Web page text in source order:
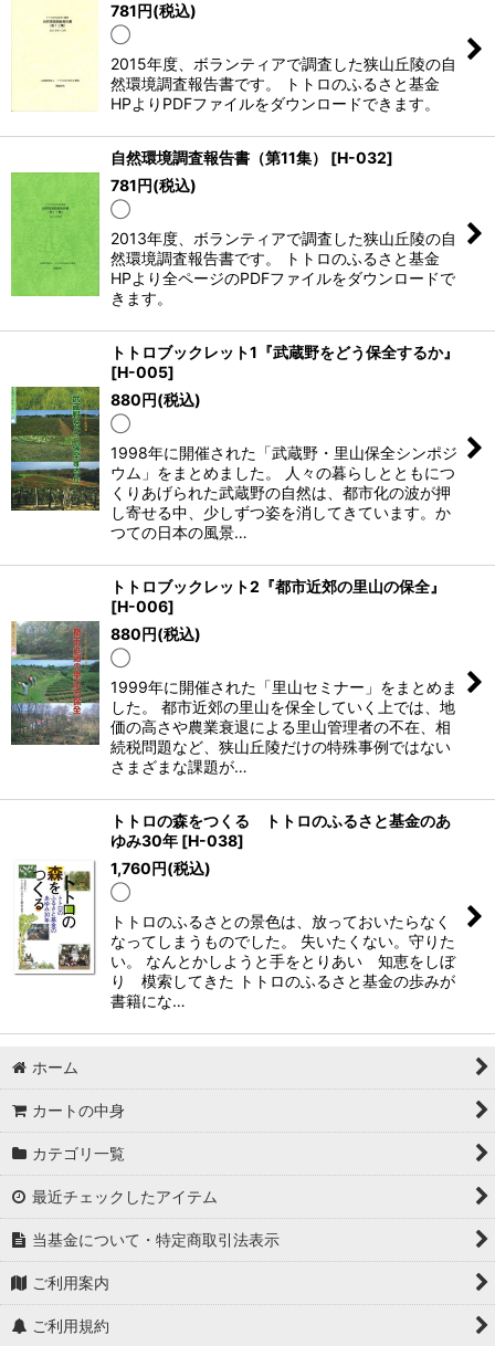
781円(税込)
◯
2015年度、ボランティアで調査した狭山丘陵の自
然環境調査報告書です。 トトロのふるさと基金
HPよりPDFファイルをダウンロードできます。
自然環境調査報告書（第11集） [H-032]
781円(税込)
◯
2013年度、ボランティアで調査した狭山丘陵の自
然環境調査報告書です。 トトロのふるさと基金
HPより全ページのPDFファイルをダウンロードで
きます。
トトロブックレット1『武蔵野をどう保全するか』
[H-005]
880円(税込)
◯
1998年に開催された「武蔵野・里山保全シンポジ
ウム」をまとめました。 人々の暮らしとともにつ
くりあげられた武蔵野の自然は、都市化の波が押
し寄せる中、少しずつ姿を消してきています。か
つての日本の風景…
トトロブックレット2『都市近郊の里山の保全』
[H-006]
880円(税込)
◯
1999年に開催された「里山セミナー」をまとめま
した。 都市近郊の里山を保全していく上では、地
価の高さや農業衰退による里山管理者の不在、相
続税問題など、狭山丘陵だけの特殊事例ではない
さまざまな課題が…
トトロの森をつくる トトロのふるさと基金のあ
ゆみ30年 [H-038]
1,760円(税込)
◯
トトロのふるさとの景色は、放っておいたらなく
なってしまうものでした。 失いたくない。守りた
い。 なんとかしようと手をとりあい 知恵をしぼ
り 模索してきた トトロのふるさと基金の歩みが
書籍にな…
ホーム
カートの中身
カテゴリ一覧
最近チェックしたアイテム
当基金について・特定商取引法表示
ご利用案内
ご利用規約